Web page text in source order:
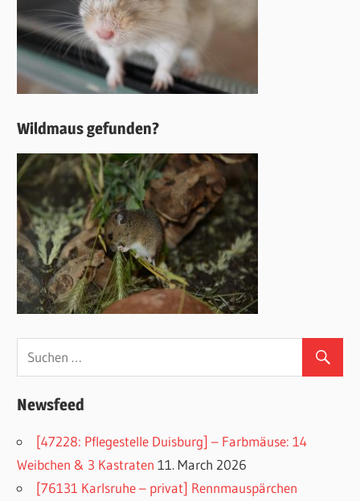
Wildmaus gefunden?
Newsfeed
[47228: Pflegestelle Duisburg] – Farbmäuse: 14
Weibchen & 3 Kastraten 11. March 2026
[76131 Karlsruhe – privat] Rennmauspärchen